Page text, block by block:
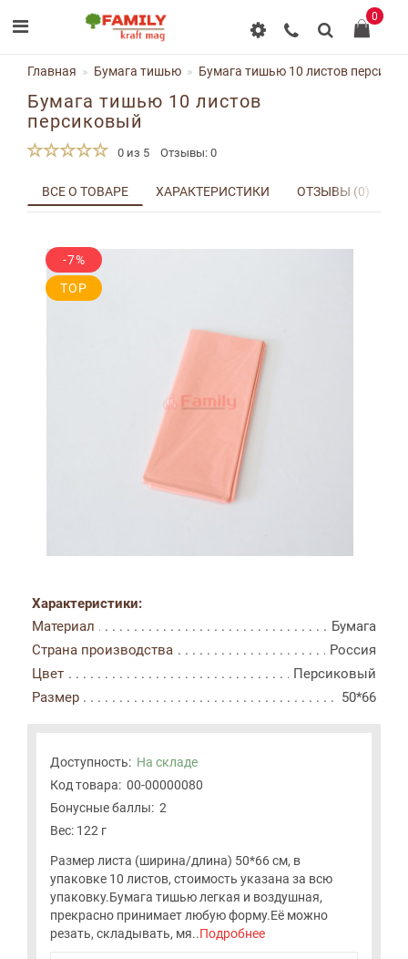
0
Главная Бумага тишью Бумага тишью 10 листов
Бумага тишью 10 листов
персиковый
0 из 5 Отзывы: 0
ВСЕ О ТОВАРЕ ХАРАКТЕРИСТИКИ ОТЗЫВЫ (0)
-7%
TOP
Характеристики:
Материал
Бумага
Страна производства
Россия
Цвет
Персиковый
Размер
50*66
Доступность: На складе
Код товара: 00-00000080
Бонусные баллы: 2
Вес: 122 г
Размер листа (ширина/длина) 50*66 см, в
упаковке 10 листов, стоимость указана за всю
упаковку.Бумага тишью легкая и воздушная,
прекрасно принимает любую форму.Её можно
резать, складывать, мя..Подробнее